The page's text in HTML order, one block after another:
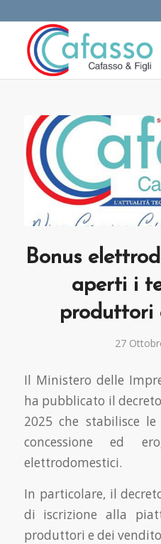
Bonus
aperti i
produttori
27
Il Ministero delle
ha pubblicato il
2025 che stabilisce
concessione ed
elettrodomestici.
In particolare, il
di iscrizione alla
produttori e dei